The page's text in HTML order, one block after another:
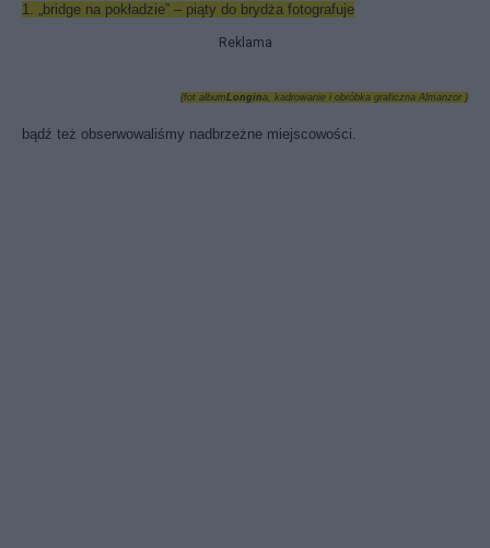
1. „bridge na pokładzie” – piąty do brydża fotografuje
Reklama
(fot albumLongina, kadrowanie i obróbka graficzna Almanzor )
bądź też obserwowaliśmy nadbrzeżne miejscowości.